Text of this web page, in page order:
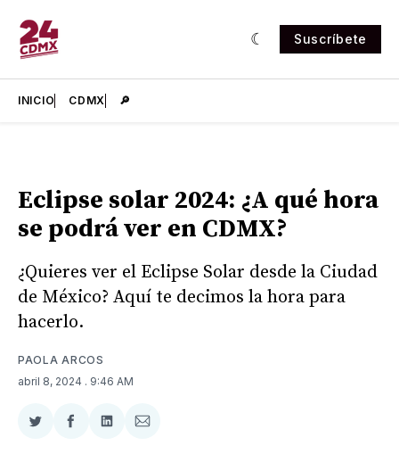
Suscríbete
INICIO CDMX 🔎
Eclipse solar 2024: ¿A qué hora
se podrá ver en CDMX?
¿Quieres ver el Eclipse Solar desde la Ciudad
de México? Aquí te decimos la hora para
hacerlo.
PAOLA ARCOS
abril 8, 2024 . 9:46 AM
CompartirCompartir
CompartirCompartir